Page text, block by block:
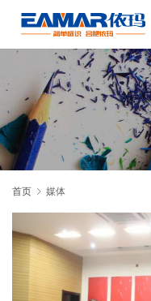
首页 媒体